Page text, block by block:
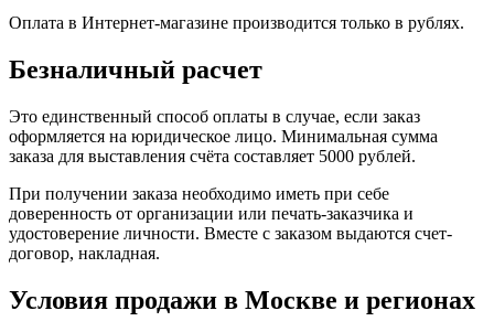
Оплата в Интернет-магазине производится только в рублях.
Безналичный расчет
Это единственный способ оплаты в случае, если заказ
оформляется на юридическое лицо. Минимальная сумма
заказа для выставления счёта составляет 5000 рублей.
При получении заказа необходимо иметь при себе
доверенность от организации или печать-заказчика и
удостоверение личности. Вместе с заказом выдаются счет-
договор, накладная.
Условия продажи в Москве и регионах